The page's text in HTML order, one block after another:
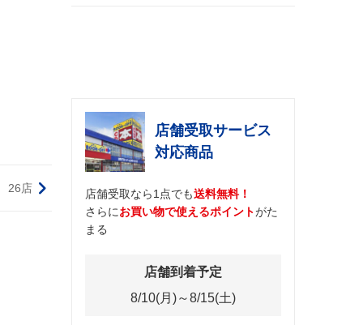
26店
店舗受取サービス
対応商品
店舗受取なら1点でも送料無料！
さらにお買い物で使えるポイントがた
まる
店舗到着予定
8/10(月)～8/15(土)